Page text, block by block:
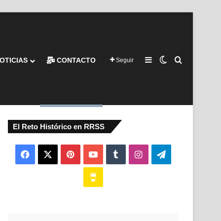
CONTACTO Seguir Barra lateral
Switch skin
El Reto Histórico en RRSS
Facebook PinterestYouTubeTumblrInstagramTelegram